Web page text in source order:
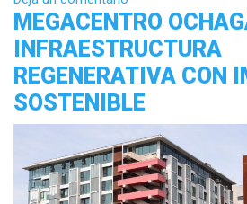
MEGACENTRO
INFRAESTRUCTURA
REGENERATIVA CON
SOSTENIBLE